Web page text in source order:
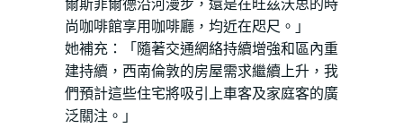
爾斯菲爾德沿河漫步，還是在旺茲沃思的時
尚咖啡館享用咖啡廳，均近在咫尺。」
她補充：「隨著交通網絡持續增強和區內重
建持續，西南倫敦的房屋需求繼續上升，我
們預計這些住宅將吸引上車客及家庭客的廣
泛關注。」